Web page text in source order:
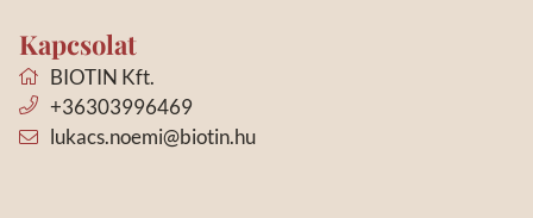
Kapcsolat
BIOTIN Kft.
+36303996469
lukacs.noemi@biotin.hu